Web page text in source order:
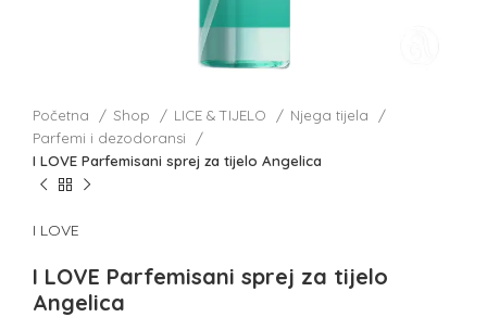
Početna Shop LICE & TIJELO
Njega tijela
Parfemi i dezodoransi
I LOVE Parfemisani sprej za tijelo Angelica
I LOVE
I LOVE Parfemisani sprej za tijelo
Angelica